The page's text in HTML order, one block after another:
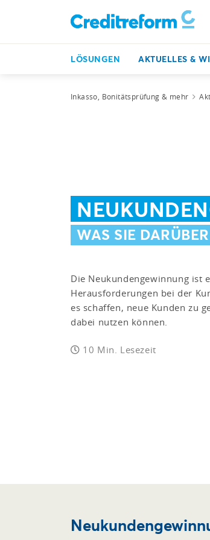
LÖSUNGEN AKTUELLES &
Inkasso, Bonitätsprüfung & mehr
WAS SIE
Die Neukundengewinnung ist
Herausforderungen bei der
es schaffen, neue Kunden zu
dabei nutzen können.
10 Min. Lesezeit